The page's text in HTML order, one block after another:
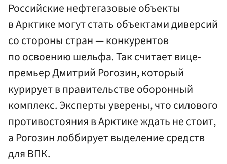
Российские нефтегазовые объекты
в Арктике могут стать объектами диверсий
со стороны стран — конкурентов
по освоению шельфа. Так считает вице-
премьер Дмитрий Рогозин, который
курирует в правительстве оборонный
комплекс. Эксперты уверены, что силового
противостояния в Арктике ждать не стоит,
а Рогозин лоббирует выделение средств
для ВПК.